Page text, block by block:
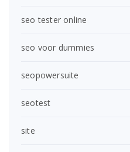
seo tester online
seo voor dummies
seopowersuite
seotest
site